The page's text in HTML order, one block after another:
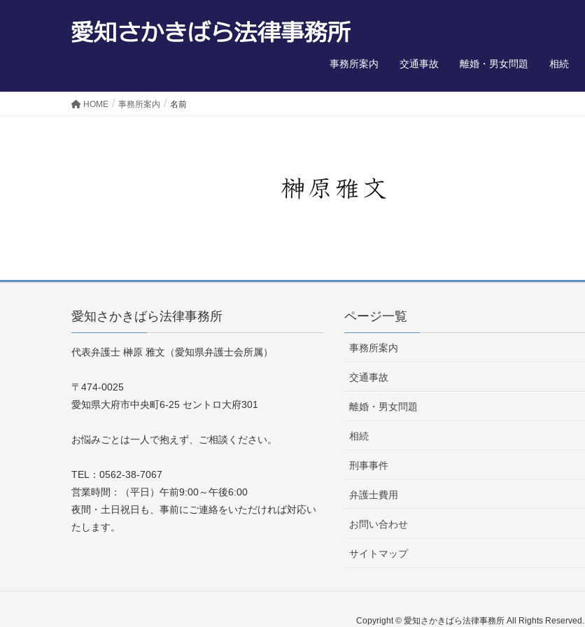
事務所案内 交通事故 離婚・男女問題 相続
HOME 事務所案内 名前
愛知さかきばら法律事務所
代表弁護士 榊原 雅文（愛知県弁護士会所属）
〒474-0025
愛知県大府市中央町6-25 セントロ大府301
お悩みごとは一人で抱えず、ご相談ください。
TEL：0562-38-7067
営業時間：（平日）午前9:00～午後6:00
夜間・土日祝日も、事前にご連絡をいただければ対応い
たします。
ページ一覧
事務所案内
交通事故
離婚・男女問題
相続
刑事事件
弁護士費用
お問い合わせ
サイトマップ
Copyright © 愛知さかきばら法律事務所 All Rights Reserved.